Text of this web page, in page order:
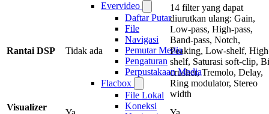
Evervideo
Daftar Putar
File
Navigasi
Pemutar Media
Pengaturan
Perpustakaan Media
Flacbox
File Lokal
Koneksi
Rantai DSP Tidak ada
14 filter yang dapat
diurutkan ulang: Gain,
Low-pass, High-pass,
Band-pass, Notch,
Peaking, Low-shelf,
shelf, Saturasi soft-clip,
crusher, Tremolo, Delay,
Ring modulator, Stereo
width
Visualizer